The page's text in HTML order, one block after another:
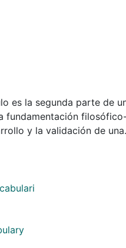
es la segunda parte de
fundamentación
y la validación de una
como vocabulario
asistenciales, producir
OBJETIVO:
terminología
ATIC ®. MÉTODO: